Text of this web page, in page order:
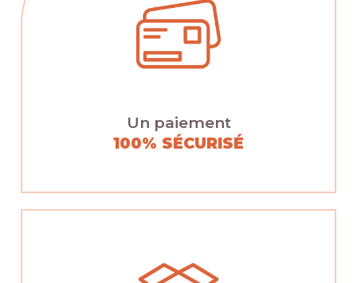
Un paiement
100% SÉCURISÉ